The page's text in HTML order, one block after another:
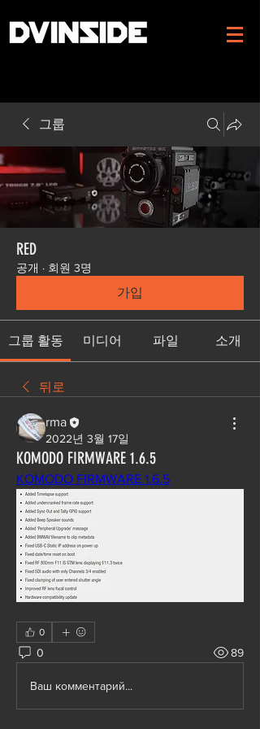
그룹
RED
공개 · 회원 3명
가입
그룹 활동 미디어 파일 소개
뒤로
rma
2022년 3월 17일
KOMODO FIRMWARE 1.6.5
KOMODO FIRMWARE 1.6.5
0
0 89
Ваш комментарий...